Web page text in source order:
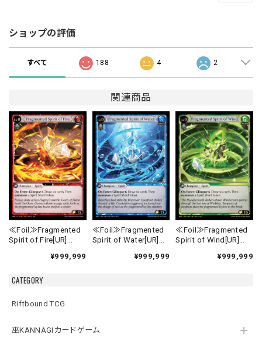
CATEGORY
Riftbound TCG
巫KANNAGIカードゲーム
ショップの評価
すべて 188 4 2
関連商品
≪Foil≫Fragmented
Spirit of Fire[UR]
¥999,999
≪Foil≫Fragmented
Spirit of Water[UR]
¥999,999
≪Foil≫Fragmented
Spirit of Wind[UR]
¥999,999